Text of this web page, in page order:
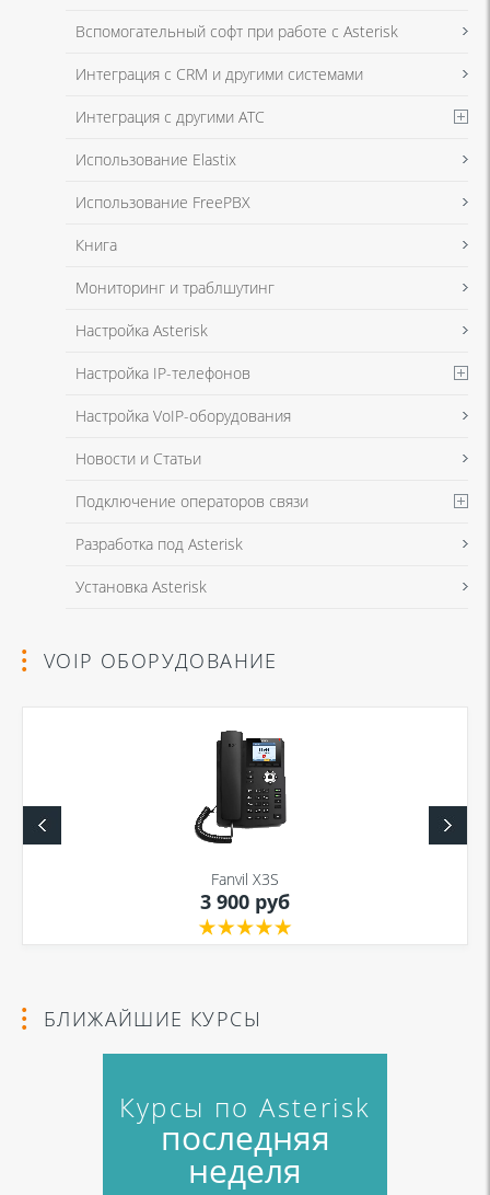
Я даю согласие на обработку моих персональных данных для связи
в соответствии сПолитикой в отношении обработки персональных
Я даю согласие на обработку моих персональных данных для связи
в соответствии с Политикой в отношении обработки персональных
Вспомогательный софт при работе с Asterisk
Интеграция с CRM и другими системами
Интеграция с другими АТС
Использование Elastix
Использование FreePBX
Книга
Мониторинг и траблшутинг
Настройка Asterisk
Настройка IP-телефонов
Настройка VoIP-оборудования
Новости и Статьи
Подключение операторов связи
Разработка под Asterisk
Установка Asterisk
VOIP ОБОРУДОВАНИЕ
Fanvil X3S
3 900 руб
БЛИЖАЙШИЕ КУРСЫ
Курсы по Asterisk
последняя
неделя